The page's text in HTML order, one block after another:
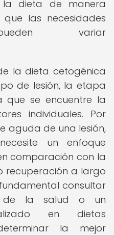
dieta de manera
las necesidades
variar
la dieta cetogénica
de lesión, la etapa
que se encuentre la
individuales. Por
aguda de una lesión,
un enfoque
comparación con la
recuperación a largo
consultar
de la salud o un
en dietas
la mejor